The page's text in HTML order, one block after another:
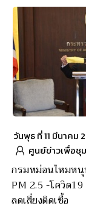
วันพุธ ที่ 11 มีนาคม
ศูนย์ข่าวเพื่อชุ
กรมหม่อนไหมหนุ
PM 2.5 -โควิด
ลดเสี่ยงติดเชื้อ